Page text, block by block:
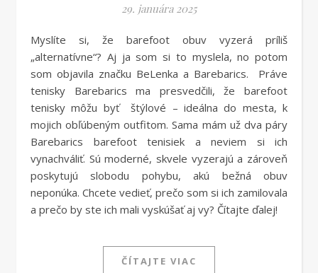
29. januára 2025
Myslíte si, že barefoot obuv vyzerá príliš
„alternatívne“? Aj ja som si to myslela, no potom
som objavila značku BeLenka a Barebarics. Práve
tenisky Barebarics ma presvedčili, že barefoot
tenisky môžu byť štýlové – ideálna do mesta, k
mojich obľúbeným outfitom. Sama mám už dva páry
Barebarics barefoot tenisiek a neviem si ich
vynachváliť. Sú moderné, skvele vyzerajú a zároveň
poskytujú slobodu pohybu, akú bežná obuv
neponúka. Chcete vedieť, prečo som si ich zamilovala
a prečo by ste ich mali vyskúšať aj vy? Čítajte ďalej!
ČÍTAJTE VIAC